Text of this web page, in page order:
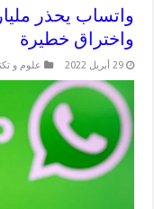
واتساب يحذر
واختراق خطيرة
29 أبريل 2022 علوم و